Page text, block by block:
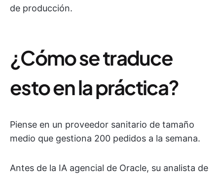
de producción.
¿Cómo se traduce
esto en la práctica?
Piense en un proveedor sanitario de tamaño
medio que gestiona 200 pedidos a la semana.
Antes de la IA agencial de Oracle, su analista de